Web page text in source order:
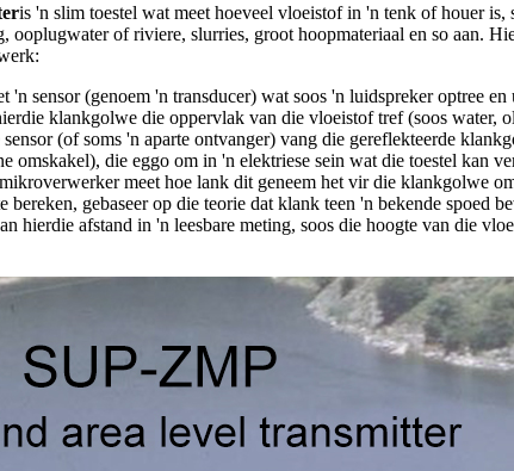
is 'n slim toestel wat meet hoeveel vloeistof in 'n tenk of houer
ooplugwater of riviere, slurries, groot hoopmateriaal en so aan.
'n sensor (genoem 'n transducer) wat soos 'n luidspreker optree
klankgolwe die oppervlak van die vloeistof tref (soos water,
(of soms 'n aparte ontvanger) vang die gereflekteerde
omskakel), die eggo om in 'n elektriese sein wat die toestel kan
meet hoe lank dit geneem het vir die klankgolwe
bereken, gebaseer op die teorie dat klank teen 'n bekende spoed
hierdie afstand in 'n leesbare meting, soos die hoogte van die